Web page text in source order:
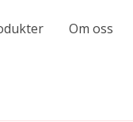
Om oss